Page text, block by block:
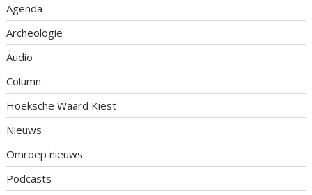
Agenda
Archeologie
Audio
Column
Hoeksche Waard Kiest
Nieuws
Omroep nieuws
Podcasts